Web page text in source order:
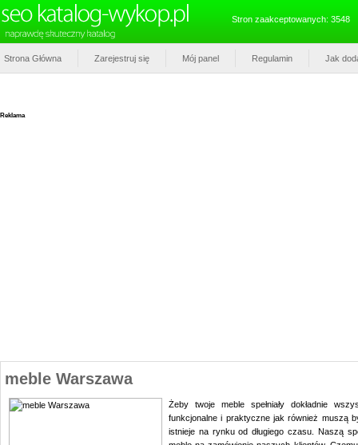
Stron zaakceptowanych: 3548
Strona Główna Zarejestruj się Mój panel Regulamin Jak
Reklama
meble Warszawa
Żeby twoje meble spełniały dokładnie
funkcjonalne i praktyczne jak również muszą
istnieje na rynku od długiego czasu. Naszą